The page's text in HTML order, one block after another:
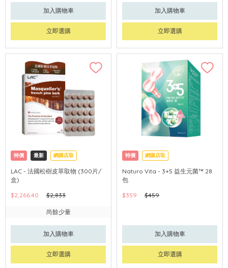
加入購物車
立即選購
加入購物車
立即選購
特價 最新 網購店取
LAC - 法國松樹皮萃取物 (300片/
盒)
$2,266.40
$2,833
尚餘少量
加入購物車
立即選購
特價 網購店取
Naturo Vita - 3+5 益生元菌™ 28
包
$359
$459
加入購物車
立即選購